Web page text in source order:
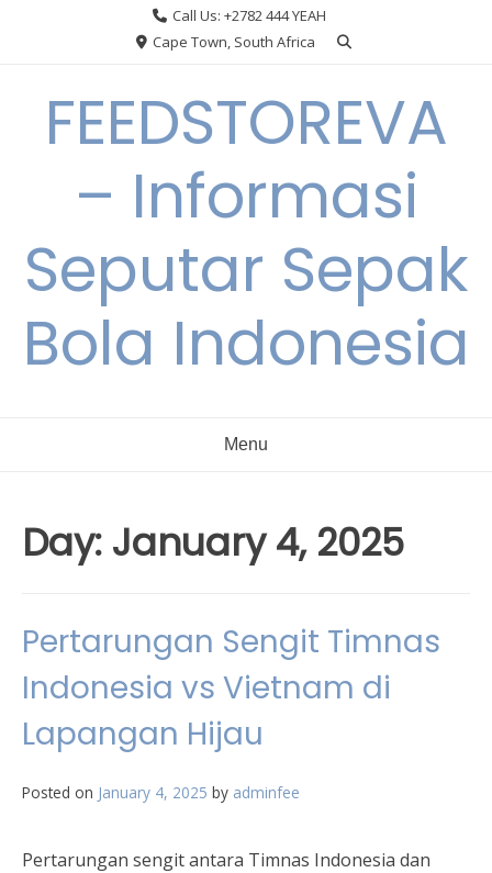
Call Us: +2782 444 YEAH
Cape Town, South Africa
FEEDSTOREVA
– Informasi
Seputar Sepak
Bola Indonesia
Menu
Day: January 4, 2025
Pertarungan Sengit Timnas
Indonesia vs Vietnam di
Lapangan Hijau
Posted on January 4, 2025 by adminfee
Pertarungan sengit antara Timnas Indonesia dan